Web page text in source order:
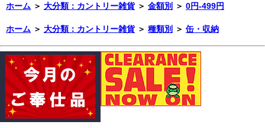
ホーム ＞ 大分類：カントリー雑貨 ＞ 金額別 ＞ 0円-499円
ホーム ＞ 大分類：カントリー雑貨 ＞ 種類別 ＞ 缶・収納